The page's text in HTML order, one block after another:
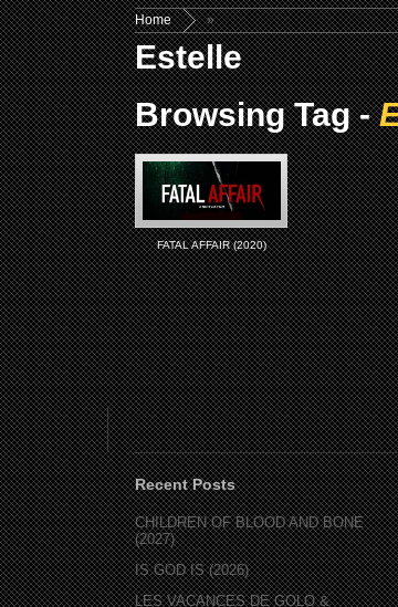
Home »
Estelle
Browsing Tag -
FATAL AFFAIR (2020)
Recent Posts
CHILDREN OF BLOOD AND BONE
(2027)
IS GOD IS (2026)
LES VACANCES DE GOLO &